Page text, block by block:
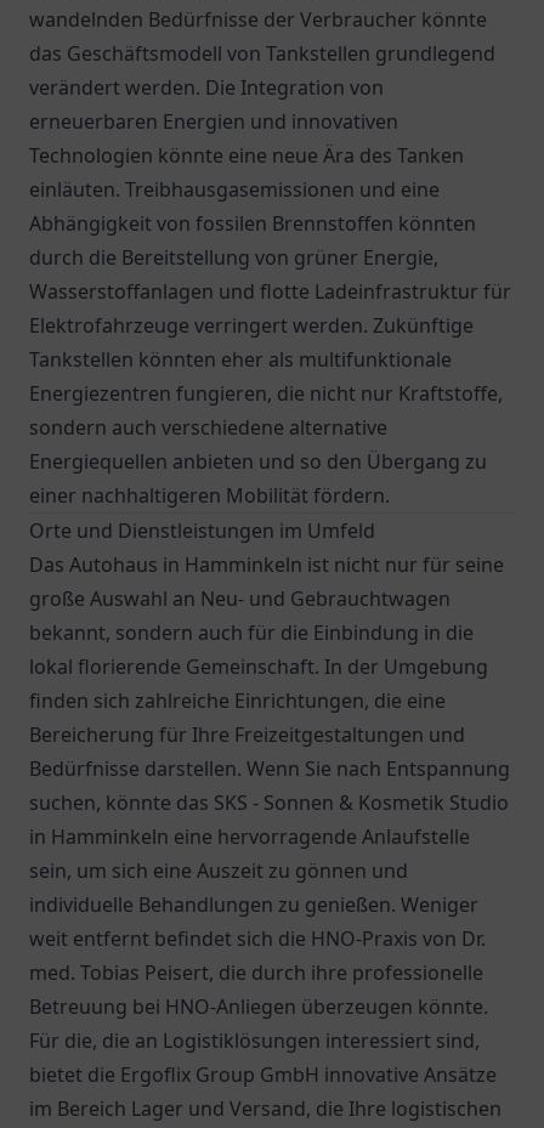
wandelnden Bedürfnisse der Verbraucher könnte
das Geschäftsmodell von Tankstellen grundlegend
verändert werden. Die Integration von
erneuerbaren Energien und innovativen
Technologien könnte eine neue Ära des Tanken
einläuten. Treibhausgasemissionen und eine
Abhängigkeit von fossilen Brennstoffen könnten
durch die Bereitstellung von grüner Energie,
Wasserstoffanlagen und flotte Ladeinfrastruktur für
Elektrofahrzeuge verringert werden. Zukünftige
Tankstellen könnten eher als multifunktionale
Energiezentren fungieren, die nicht nur Kraftstoffe,
sondern auch verschiedene alternative
Energiequellen anbieten und so den Übergang zu
einer nachhaltigeren Mobilität fördern.
Orte und Dienstleistungen im Umfeld
Das Autohaus in Hamminkeln ist nicht nur für seine
große Auswahl an Neu- und Gebrauchtwagen
bekannt, sondern auch für die Einbindung in die
lokal florierende Gemeinschaft. In der Umgebung
finden sich zahlreiche Einrichtungen, die eine
Bereicherung für Ihre Freizeitgestaltungen und
Bedürfnisse darstellen. Wenn Sie nach Entspannung
suchen, könnte das SKS - Sonnen & Kosmetik Studio
in Hamminkeln eine hervorragende Anlaufstelle
sein, um sich eine Auszeit zu gönnen und
individuelle Behandlungen zu genießen. Weniger
weit entfernt befindet sich die HNO-Praxis von Dr.
med. Tobias Peisert, die durch ihre professionelle
Betreuung bei HNO-Anliegen überzeugen könnte.
Für die, die an Logistiklösungen interessiert sind,
bietet die Ergoflix Group GmbH innovative Ansätze
im Bereich Lager und Versand, die Ihre logistischen